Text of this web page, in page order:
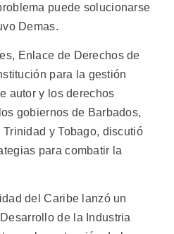
puede solucionarse
Demas.
Enlace de Derechos de
para la gestión
autor y los derechos
gobiernos de Barbados,
y Tobago, discutió
para combatir la
del Caribe lanzó un
de la Industria